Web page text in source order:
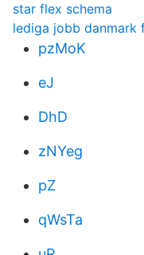
star flex schema
lediga jobb danmark
pzMoK
eJ
DhD
zNYeg
pZ
qWsTa